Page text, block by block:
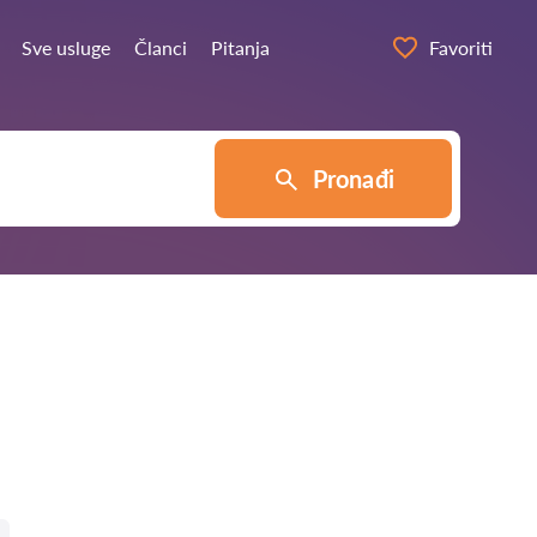
Sve usluge Članci Pitanja Favoriti
Pronađi